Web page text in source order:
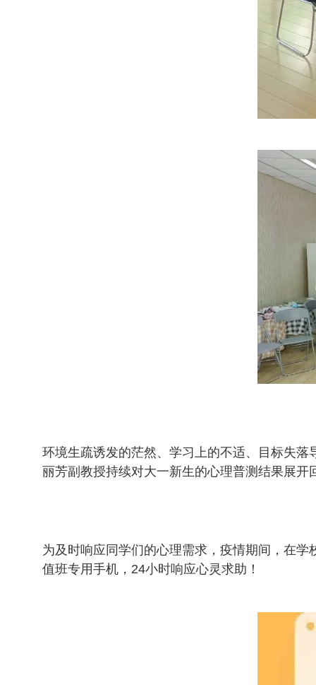
环境生疏诱发的茫然、学习上的不适、目标失
丽芳副教授持续对大一新生的心理普测结果展
为及时响应同学们的心理需求，疫情期间，在
值班专用手机，24小时响应心灵求助！